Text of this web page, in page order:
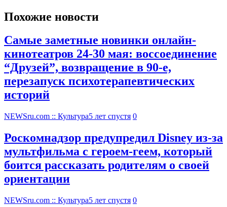
Похожие новости
Самые заметные новинки онлайн-
кинотеатров 24-30 мая: воссоединение
“Друзей”, возвращение в 90-е,
перезапуск психотерапевтических
историй
NEWSru.com :: Культура5 лет спустя 0
Роскомнадзор предупредил Disney из-за
мультфильма c героем-геем, который
боится рассказать родителям о своей
ориентации
NEWSru.com :: Культура5 лет спустя 0